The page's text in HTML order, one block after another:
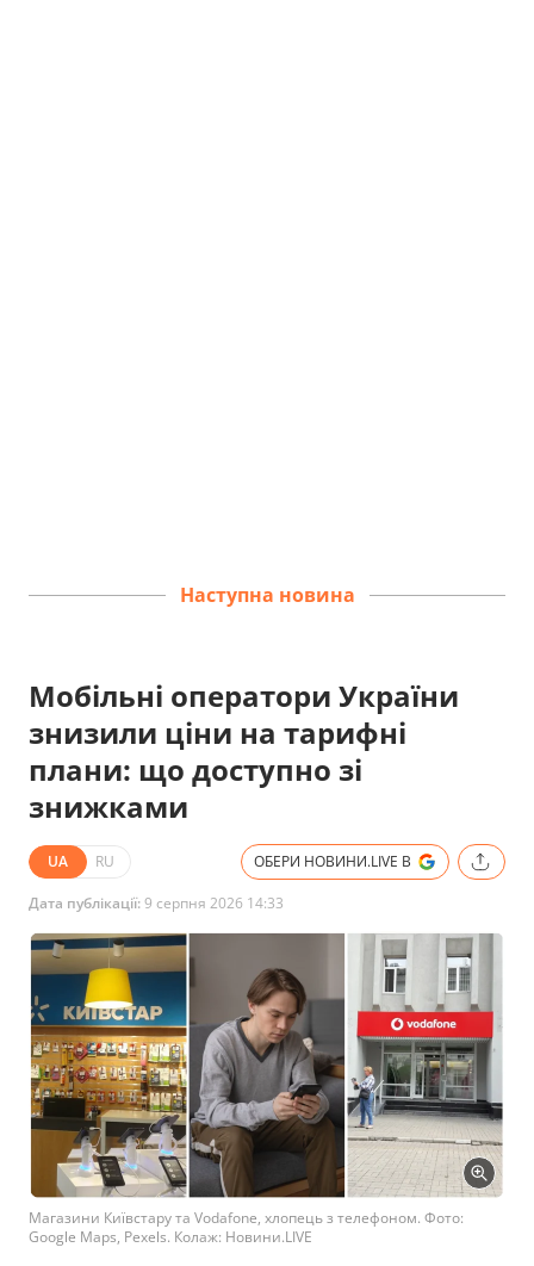
Наступна новина
Мобільні оператори України
знизили ціни на тарифні
плани: що доступно зі
знижками
UA RU ОБЕРИ НОВИНИ.LIVE В
Дата публікації:9 серпня 2026 14:33
Магазини Київстару та Vodafone, хлопець з телефоном. Фото:
Google Maps, Pexels. Колаж: Новини.LIVE